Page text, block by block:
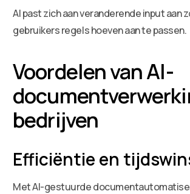
AI past zich aan veranderende input aan
gebruikers regels hoeven aan te passen.
Voordelen van AI-
bedrijven
Efficiëntie en
Met AI-gestuurde